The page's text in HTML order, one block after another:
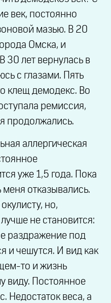
век, постоянно
мазью. В 20
Омска, и
30 лет вернулась в
с глазами. Пять
клещ демодекс. Во
ремиссия,
продолжались.
аллергическая
уже 1,5 года. Пока
отказывались.
но,
не становится:
раздражение под
и чешутся. И вид как
то и жизнь
виду. Постоянное
Недостаток веса, а